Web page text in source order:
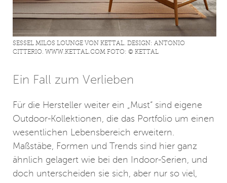
SESSEL MILOS LOUNGE VON KETTAL. DESIGN: ANTONIO
CITTERIO. WWW.KETTAL.COM FOTO: © KETTAL
Ein Fall zum Verlieben
Für die Hersteller weiter ein „Must“ sind eigene
Outdoor-Kollektionen, die das Portfolio um einen
wesentlichen Lebensbereich erweitern.
Maßstäbe, Formen und Trends sind hier ganz
ähnlich gelagert wie bei den Indoor-Serien, und
doch unterscheiden sie sich, aber nur so viel,